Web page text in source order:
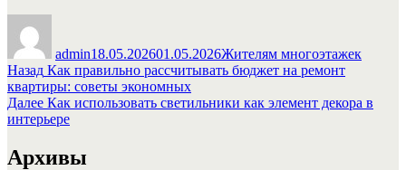
admin18.05.202601.05.2026Жителям многоэтажек
Навигация
по
записям
Назад Предыдущая
запись:
Как правильно рассчитывать бюджет на ремонт
квартиры: советы экономных
Далее Следующая
запись:
Как использовать светильники как элемент декора в
интерьере
Архивы